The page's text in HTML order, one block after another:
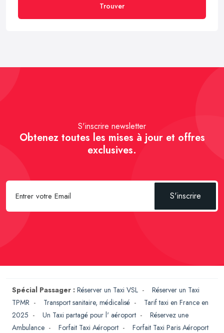
Trouver
S'inscrire newsletter
Obtenez toutes les mises à jour et offres
exclusives.
S'inscrire
Spécial Passager : Réserver un Taxi VSL - Réserver un Taxi
TPMR - Transport sanitaire, médicalisé - Tarif taxi en France en
2025 - Un Taxi partagé pour l' aéroport - Réservez une
Ambulance - Forfait Taxi Aéroport - Forfait Taxi Paris Aéroport